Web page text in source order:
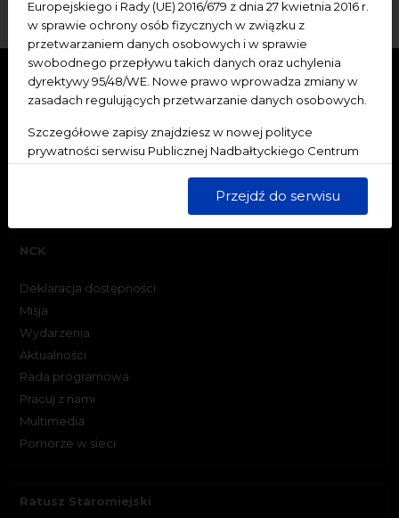
Europejskiego i Rady (UE) 2016/679 z dnia 27 kwietnia 2016 r.
w sprawie ochrony osób fizycznych w związku z
przetwarzaniem danych osobowych i w sprawie
swobodnego przepływu takich danych oraz uchylenia
dyrektywy 95/48/WE. Nowe prawo wprowadza zmiany w
zasadach regulujących przetwarzanie danych osobowych.
Szczegółowe zapisy znajdziesz w nowej polityce
prywatności serwisu Publicznej Nadbałtyckiego Centrum
dane są przetwarzane w sposób bezpieczny, z należytą
starannością i zgodnie z obowiązującymi przepisami.
Przejdź do serwisu
NCK
Deklaracja dostępności
Misja
Wydarzenia
Aktualności
Rada programowa
Pracuj z nami
Multimedia
Pomorze w sieci
Ratusz Staromiejski